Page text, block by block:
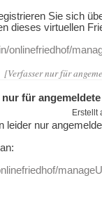
Sie sich
dieses virtuellen
onlinefriedhof/
[Verfasser nur für
nur für
Erstellt
leider nur